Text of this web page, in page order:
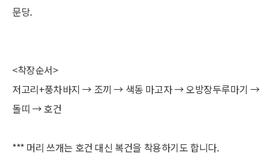
문당.
<착장순서>
저고리+풍차바지 → 조끼 → 색동 마고자 → 오방장두루마기 →
돌띠 → 호건
*** 머리 쓰개는 호건 대신 복건을 착용하기도 합니다.